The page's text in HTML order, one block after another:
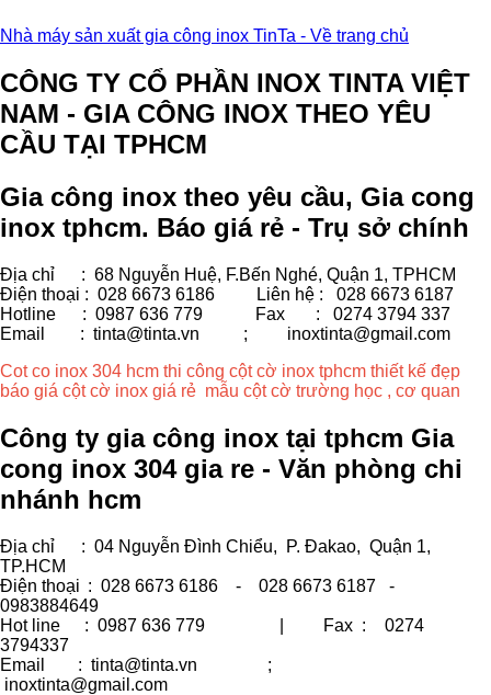
Nhà máy sản xuất gia công inox TinTa - Về trang chủ
CÔNG TY CỔ PHẦN INOX TINTA VIỆT
NAM - GIA CÔNG INOX THEO YÊU
CẦU TẠI TPHCM
Gia công inox theo yêu cầu, Gia cong
inox tphcm. Báo giá rẻ - Trụ sở chính
Địa chỉ : 68 Nguyễn Huệ, F.Bến Nghé, Quận 1, TPHCM
Điện thoại : 028 6673 6186
Liên hệ : 028 6673 6187
Hotline : 0987 636 779 Fax
: 0274 3794 337
Email : tinta@tinta.vn ;
inoxtinta@gmail.com
Cot co inox 304 hcm thi công cột cờ inox tphcm thiết kế đẹp
báo giá cột cờ inox giá rẻ mẫu cột cờ trường học , cơ quan
Công ty gia công inox tại tphcm Gia
cong inox 304 gia re - Văn phòng chi
nhánh hcm
Địa chỉ
: 04 Nguyễn Đình Chiểu, P. Đakao, Quận 1,
TP.HCM
Điện thoại : 028 6673 6186 - 028 6673 6187 -
0983884649
Hot line
: 0987 636 779 | Fax :
0274
3794337
Email
: tinta@tinta.vn ;
inoxtinta@gmail.com